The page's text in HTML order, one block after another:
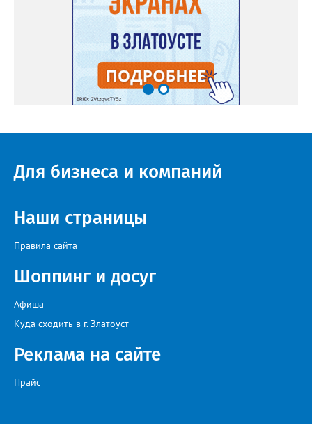
Для бизнеса и компаний
Наши страницы
Правила сайта
Шоппинг и досуг
Афиша
Куда сходить в г. Златоуст
Реклама на сайте
Прайс